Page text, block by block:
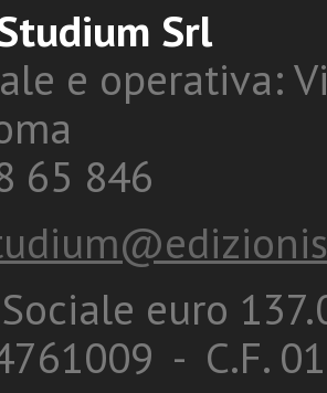
Srl
e operativa:
65 846
euro
- C.F.